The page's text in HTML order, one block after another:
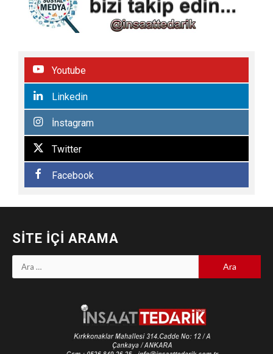
Youtube
Linkedin
İnstagram
Twitter
Facebook
SITE İÇI ARAMA
Arama: